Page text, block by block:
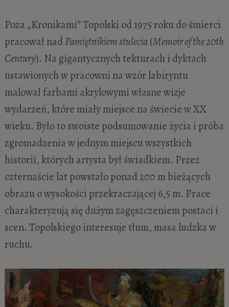
Poza „Kronikami” Topolski od 1975 roku do śmierci
pracował nadPamiętnikiem stulecia(Memoir of the 20th
Century). Na gigantycznych tekturach i dyktach
ustawionych w pracowni na wzór labiryntu
malował farbami akrylowymi własne wizje
wydarzeń, które miały miejsce na świecie w XX
wieku. Było to swoiste podsumowanie życia i próba
zgromadzenia w jednym miejscu wszystkich
historii, których artysta był świadkiem. Przez
czternaście lat powstało ponad 200 m bieżących
obrazu o wysokości przekraczającej 6,5 m. Prace
charakteryzują się dużym zagęszczeniem postaci i
scen. Topolskiego interesuje tłum, masa ludzka w
ruchu.